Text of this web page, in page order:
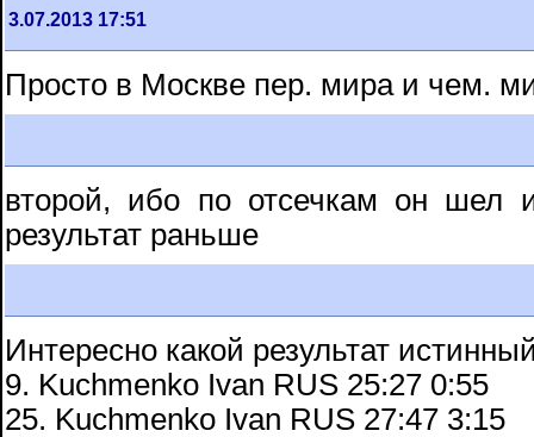
3.07.2013 17:51
Просто в Москве пер. мира и чем.
второй, ибо по отсечкам он шел
результат раньше
Интересно какой результат
9. Kuchmenko Ivan RUS 25:27 0:55
25. Kuchmenko Ivan RUS 27:47 3:15